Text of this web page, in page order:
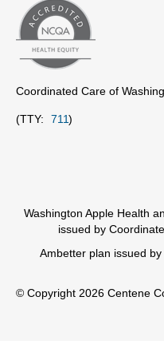
Coordinated Care of
(TTY: 711)
Washington Apple Health
issued by
Ambetter plan issued
© Copyright 2026 Centene